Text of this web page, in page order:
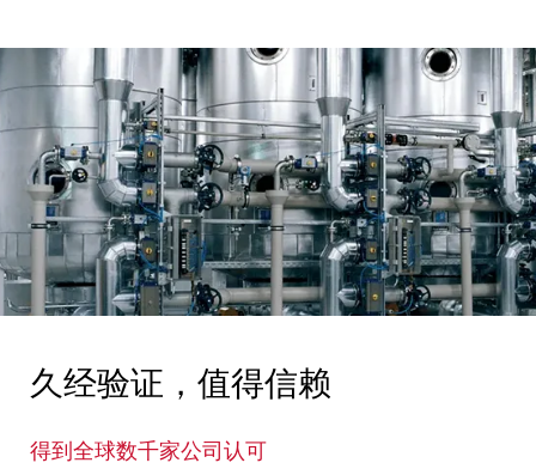
久经验证，值得信赖
得到全球数千家公司认可